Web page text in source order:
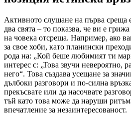
Активното слушане на първа среща
два свята – то показва, че ви е
на човека отсреща. Например, ако
за свое хоби, като планински
рода на: „Кой беше любимият ти
интерес с: „Това звучи невероятно,
него“. Това създава усещане за
дълбоки разговори и по-силна
прекъсвате или да насочвате
тъй като това може да наруши
впечатление за незаинтересованост.